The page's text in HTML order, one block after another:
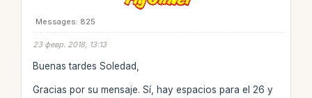
Messages: 825
23 февр. 2018, 13:13
Buenas tardes Soledad,
Gracias por su mensaje. Sí, hay espacios para el 26 y